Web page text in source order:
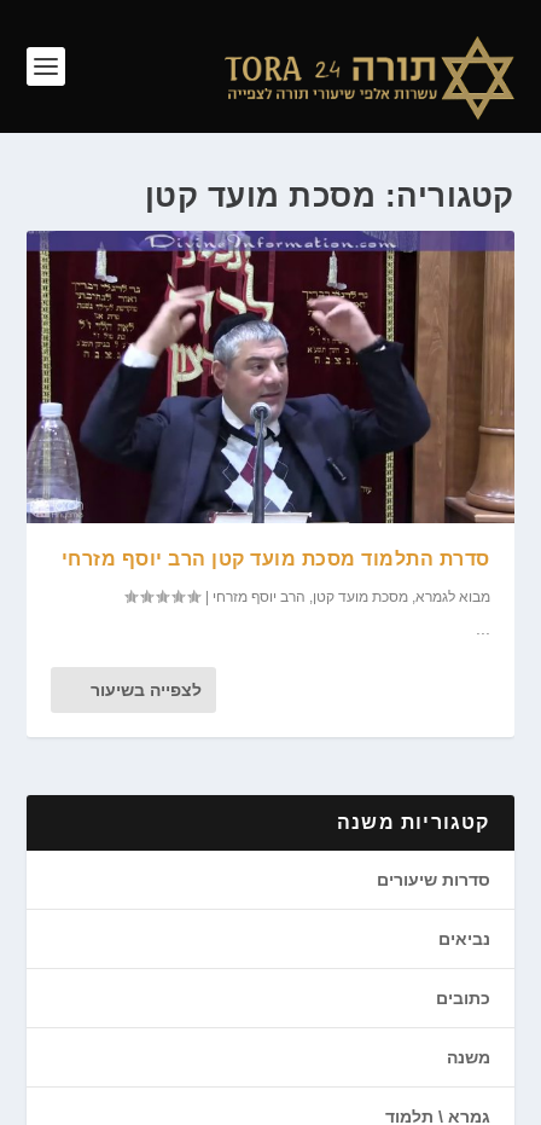
קטגוריה: מסכת מועד קטן
סדרת התלמוד מסכת מועד קטן הרב יוסף מזרחי
מבוא לגמרא ,מסכת מועד קטן הרב יוסף מזרחי |
לצפייה בשיעור
קטגוריות משנה
סדרות שיעורים
נביאים
כתובים
משנה
גמרא \ תלמוד